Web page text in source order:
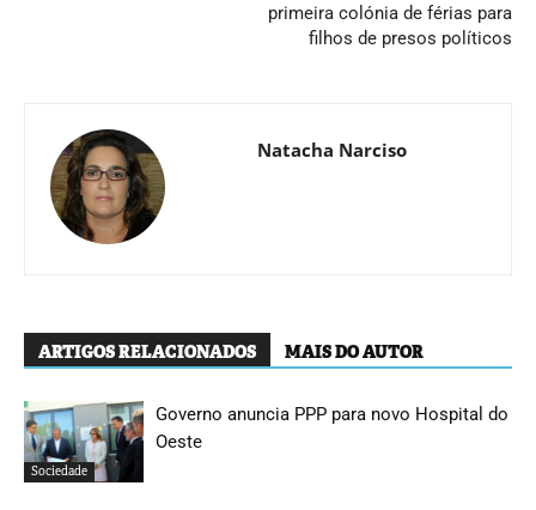
primeira colónia de férias para
filhos de presos políticos
Natacha Narciso
ARTIGOS RELACIONADOS MAIS DO AUTOR
Sociedade
Governo anuncia PPP para novo Hospital do
Oeste